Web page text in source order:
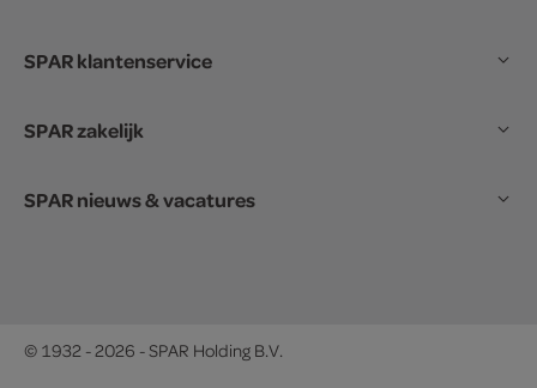
SPAR klantenservice
SPAR zakelijk
SPAR nieuws & vacatures
© 1932 - 2026 - SPAR Holding B.V.